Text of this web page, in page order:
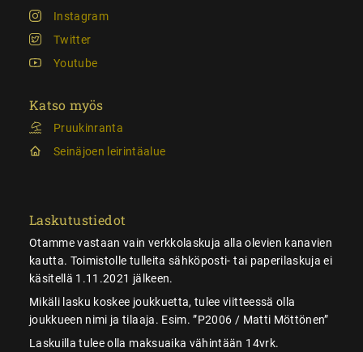
Instagram
Twitter
Youtube
Katso myös
Pruukinranta
Seinäjoen leirintäalue
Laskutustiedot
Otamme vastaan vain verkkolaskuja alla olevien kanavien
kautta. Toimistolle tulleita sähköposti- tai paperilaskuja ei
käsitellä 1.11.2021 jälkeen.
Mikäli lasku koskee joukkuetta, tulee viitteessä olla
joukkueen nimi ja tilaaja. Esim. ”P2006 / Matti Möttönen”
Laskuilla tulee olla maksuaika vähintään 14vrk.